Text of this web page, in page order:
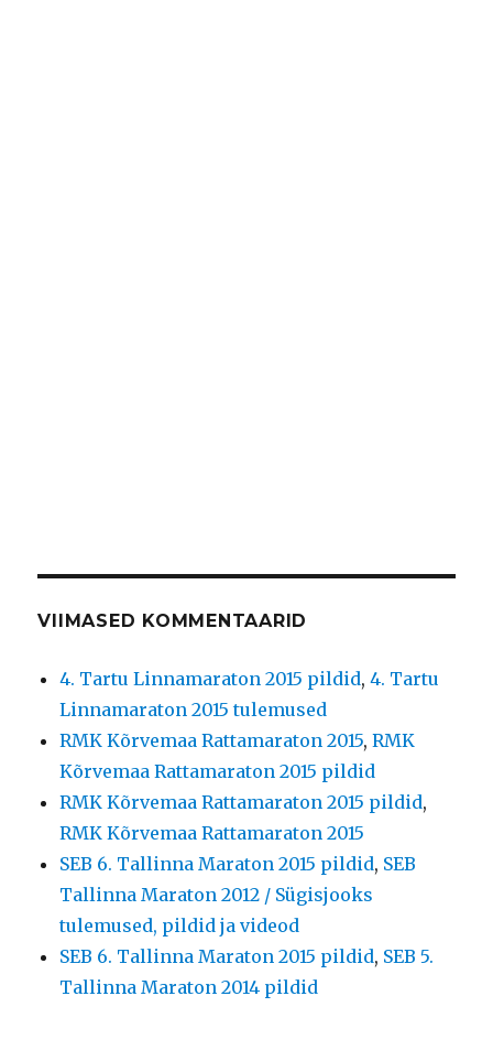
VIIMASED KOMMENTAARID
4. Tartu Linnamaraton 2015 pildid,4. Tartu
Linnamaraton 2015 tulemused
RMK Kõrvemaa Rattamaraton 2015,RMK
Kõrvemaa Rattamaraton 2015 pildid
RMK Kõrvemaa Rattamaraton 2015 pildid,
RMK Kõrvemaa Rattamaraton 2015
SEB 6. Tallinna Maraton 2015 pildid, SEB
Tallinna Maraton 2012 / Sügisjooks
tulemused, pildid ja videod
SEB 6. Tallinna Maraton 2015 pildid, SEB 5.
Tallinna Maraton 2014 pildid